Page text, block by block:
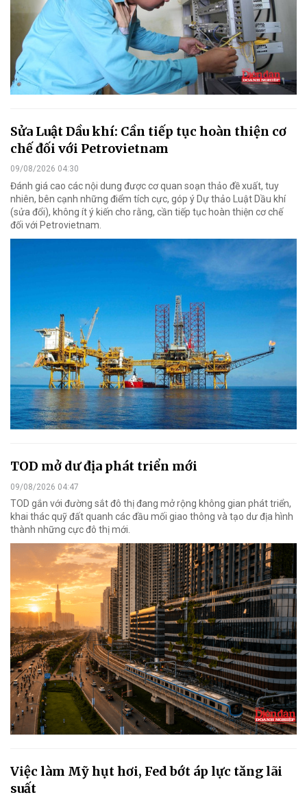
Sửa Luật Dầu khí: Cần tiếp tục hoàn thiện cơ
chế đối với Petrovietnam
09/08/2026 04:30
Đánh giá cao các nội dung được cơ quan soạn thảo đề xuất, tuy
nhiên, bên cạnh những điểm tích cực, góp ý Dự thảo Luật Dầu khí
(sửa đổi), không ít ý kiến cho rằng, cần tiếp tục hoàn thiện cơ chế
đối với Petrovietnam.
TOD mở dư địa phát triển mới
09/08/2026 04:47
TOD gắn với đường sắt đô thị đang mở rộng không gian phát triển,
khai thác quỹ đất quanh các đầu mối giao thông và tạo dư địa hình
thành những cực đô thị mới.
Việc làm Mỹ hụt hơi, Fed bớt áp lực tăng lãi
suất